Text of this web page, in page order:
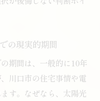
の現実的期間
期間は、一般的に10年
川口市の住宅事情や電
す。なぜなら、太陽光